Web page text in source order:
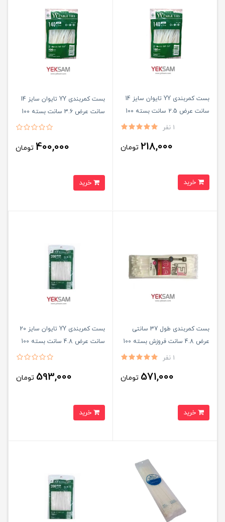
بست کمربندی YY تایوان سایز 14
سانت عرض 2.5 سانت بسته 100
1 نفر
218,000 تومان
بست کمربندی YY تایوان سایز 14
سانت عرض 3.6 سانت بسته 100
400,000 تومان
بست کمربندی طول 37 سانتی
عرض 4.8 سانت فروزش بسته 100
1 نفر
571,000 تومان
بست کمربندی YY تایوان سایز 20
سانت عرض 4.8 سانت بسته 100
593,000 تومان